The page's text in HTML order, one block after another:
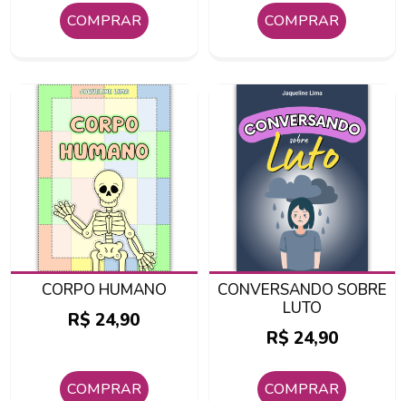
COMPRAR COMPRAR
CORPO HUMANO
R$ 24,90
COMPRAR
CONVERSANDO SOBRE
LUTO
R$ 24,90
COMPRAR